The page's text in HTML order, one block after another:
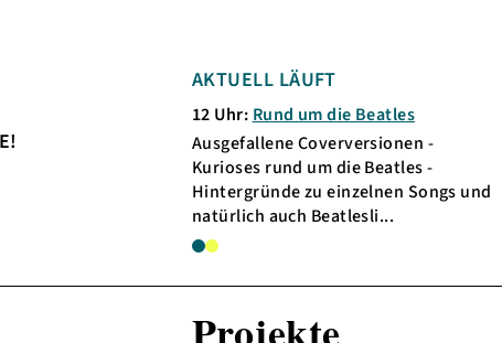
Rund um die Beatles
Ausgefallene Coverversionen -
Kurioses rund um die Beatles -
Hintergründe zu einzelnen Songs und
natürlich auch Beatlesli...
KOMMENDE
13 Uhr:
Die Spezial-
Musikredaktion
gestaltet von
Moderator*innen.